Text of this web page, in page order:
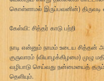
கொள்ளாமல் இருப்பவனின்)
கேள்வி: சித்தர் காடு பற்றி
நாடி என்னும் நாமம் உடைய சித்தன்
குருவாரம் (வியாழக்கிழமை) முழு
வழிபாடு செய்வது நன்மையைத்
தெளியும்.